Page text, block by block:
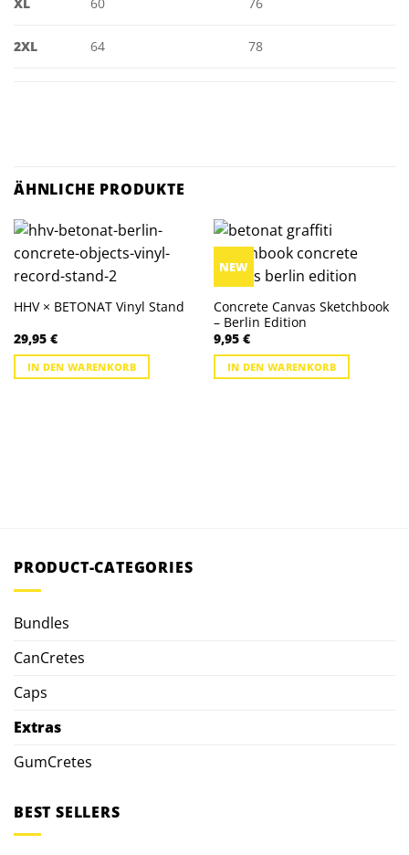
2XL 64 78
ÄHNLICHE PRODUKTE
HHV × BETONAT Vinyl Stand
29,95 €
IN DEN WARENKORB
NEW
Concrete Canvas Sketchbook
– Berlin Edition
9,95 €
IN DEN WARENKORB
PRODUCT-CATEGORIES
Bundles
CanCretes
Caps
Extras
GumCretes
BEST SELLERS